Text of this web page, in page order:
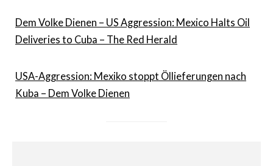
Dem Volke Dienen – US Aggression: Mexico Halts Oil
Deliveries to Cuba – The Red Herald
USA-Aggression: Mexiko stoppt Öllieferungen nach
Kuba – Dem Volke Dienen